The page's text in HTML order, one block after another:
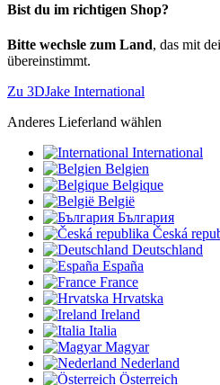
Bist du im richtigen Shop?
Bitte wechsle zum Land, das mit
übereinstimmt.
Zu 3DJake International
Anderes Lieferland wählen
International
Belgien
Belgique
België
България
Česká
Deutschland
España
France
Hrvatska
Ireland
Italia
Magyar
Nederland
Österreich